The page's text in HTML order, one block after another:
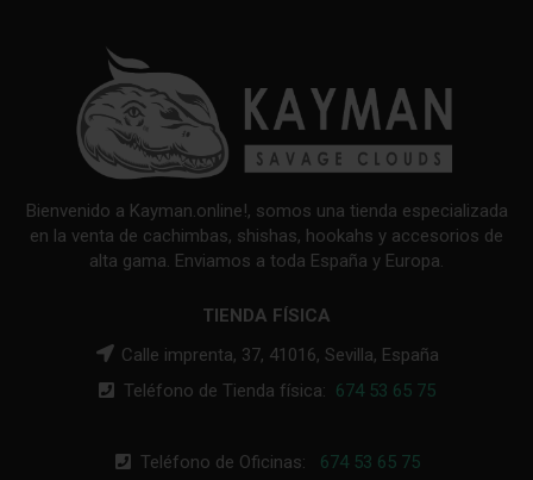
Bienvenido a Kayman.online!, somos una tienda especializada
en la venta de cachimbas, shishas, hookahs y accesorios de
alta gama. Enviamos a toda España y Europa.
TIENDA FÍSICA
Calle imprenta, 37, 41016, Sevilla, España
Teléfono de Tienda física: 674 53 65 75
Teléfono de Oficinas: 674 53 65 75